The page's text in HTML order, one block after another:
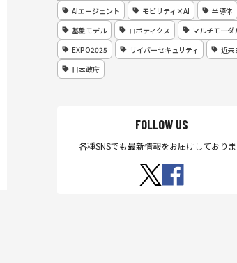
AIエージェント モビリティ×AI
半導体
基盤モデル
ロボティクス
マルチモーダ
EXPO2025
サイバーセキュリティ
近未
日本政府
FOLLOW US
各種SNSでも最新情報をお届けしており